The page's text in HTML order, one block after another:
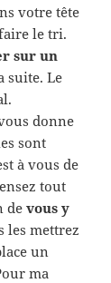
votre tête
le tri.
sur un
suite. Le
donne
sont
à vous de
tout
devous y
les mettrez
un
ma